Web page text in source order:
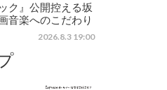
ク』公開控える坂
音楽へのこだわり
2026.8.3 19:00